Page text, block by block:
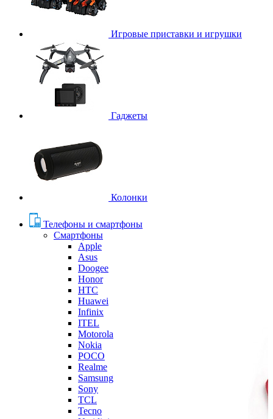
Игровые приставки и игрушки
Гаджеты
Колонки
Телефоны и смартфоны
Смартфоны
Apple
Asus
Doogee
Honor
HTC
Huawei
Infinix
ITEL
Motorola
Nokia
POCO
Realme
Samsung
Sony
TCL
Tecno